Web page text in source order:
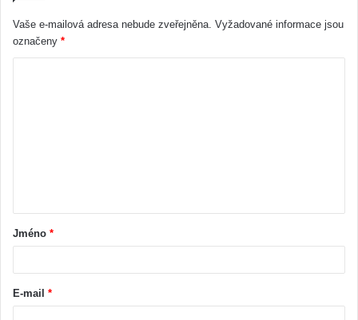
Vaše e-mailová adresa nebude zveřejněna. Vyžadované informace jsou
označeny *
Jméno *
E-mail *